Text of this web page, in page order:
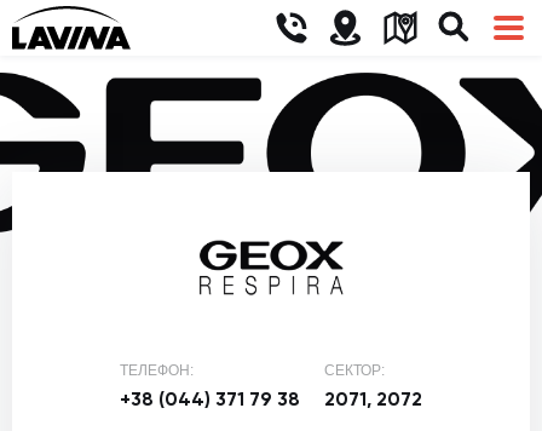
ТЕЛЕФОН:
+38 (044) 371 79 38
СЕКТОР:
2071, 2072